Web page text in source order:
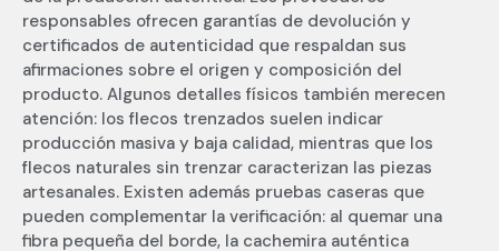
responsables ofrecen garantías de devolución y
certificados de autenticidad que respaldan sus
afirmaciones sobre el origen y composición del
producto. Algunos detalles físicos también merecen
atención: los flecos trenzados suelen indicar
producción masiva y baja calidad, mientras que los
flecos naturales sin trenzar caracterizan las piezas
artesanales. Existen además pruebas caseras que
pueden complementar la verificación: al quemar una
fibra pequeña del borde, la cachemira auténtica